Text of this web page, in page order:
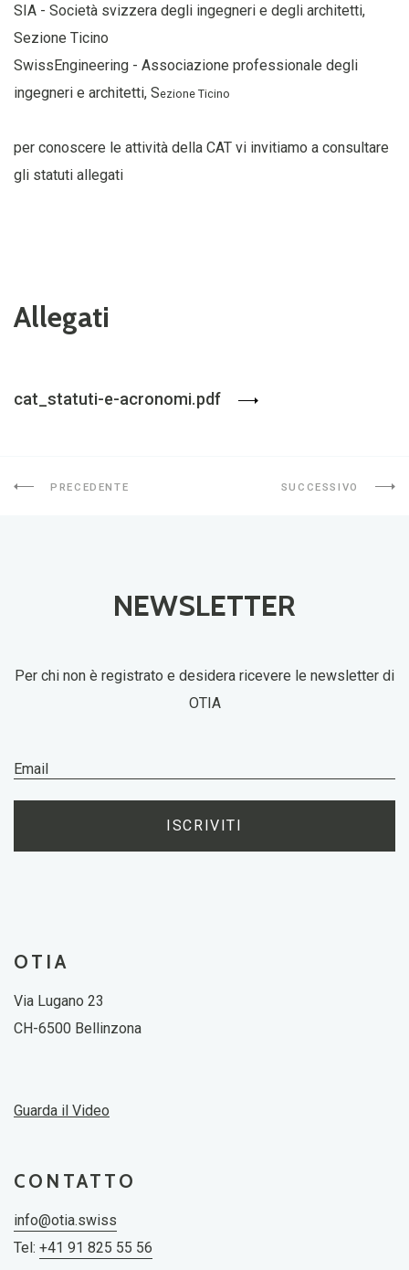
SIA - Società svizzera degli ingegneri e degli architetti,
Sezione Ticino
SwissEngineering - Associazione professionale degli
ingegneri e architetti, Sezione Ticino
per conoscere le attività della CAT vi invitiamo a consultare
gli statuti allegati
Allegati
cat_statuti-e-acronomi.pdf
PRECEDENTE SUCCESSIVO
NEWSLETTER
Per chi non è registrato e desidera ricevere le newsletter di
OTIA
ISCRIVITI
OTIA
Via Lugano 23
CH-6500 Bellinzona
Guarda il Video
CONTATTO
info@otia.swiss
Tel: +41 91 825 55 56